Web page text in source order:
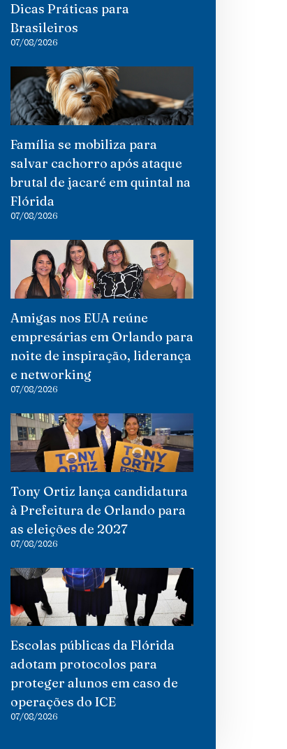
Dicas Práticas para
Brasileiros
07/08/2026
Família se mobiliza para
salvar cachorro após ataque
brutal de jacaré em quintal na
Flórida
07/08/2026
Amigas nos EUA reúne
empresárias em Orlando para
noite de inspiração, liderança
e networking
07/08/2026
Tony Ortiz lança candidatura
à Prefeitura de Orlando para
as eleições de 2027
07/08/2026
Escolas públicas da Flórida
adotam protocolos para
proteger alunos em caso de
operações do ICE
07/08/2026